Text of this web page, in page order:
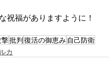
祝福がありますように！
批判復活の御恵み 自己防衛
カ